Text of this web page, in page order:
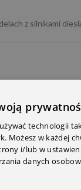
z silnikami
technologii
Możesz w każdej
i/lub w
danych